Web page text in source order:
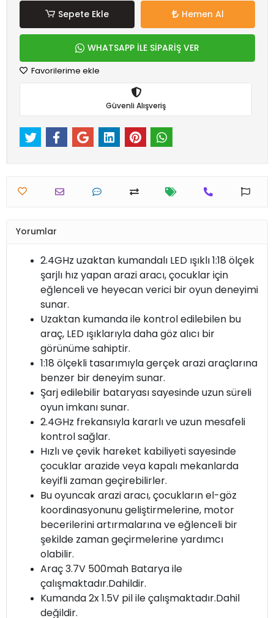
Sepete Ekle Hemen Al
WHATSAPP İLE SİPARİŞ VER
Favorilerime ekle
Güvenli Alışveriş
Yorumlar
2.4GHz uzaktan kumandalı LED ışıklı 1:18 ölçek
şarjlı hız yapan arazi aracı, çocuklar için
eğlenceli ve heyecan verici bir oyun deneyimi
sunar.
Uzaktan kumanda ile kontrol edilebilen bu
araç, LED ışıklarıyla daha göz alıcı bir
görünüme sahiptir.
1:18 ölçekli tasarımıyla gerçek arazi araçlarına
benzer bir deneyim sunar.
Şarj edilebilir bataryası sayesinde uzun süreli
oyun imkanı sunar.
2.4GHz frekansıyla kararlı ve uzun mesafeli
kontrol sağlar.
Hızlı ve çevik hareket kabiliyeti sayesinde
çocuklar arazide veya kapalı mekanlarda
keyifli zaman geçirebilirler.
Bu oyuncak arazi aracı, çocukların el-göz
koordinasyonunu geliştirmelerine, motor
becerilerini artırmalarına ve eğlenceli bir
şekilde zaman geçirmelerine yardımcı
olabilir.
Araç 3.7V 500mah Batarya ile
çalışmaktadır.Dahildir.
Kumanda 2x 1.5V pil ile çalışmaktadır.Dahil
değildir.